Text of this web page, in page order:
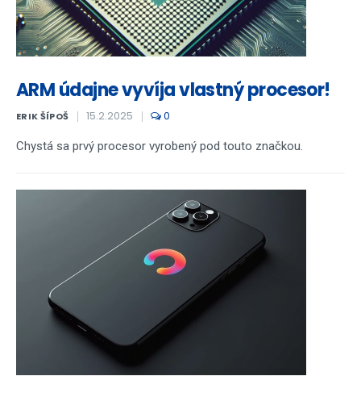
ARM údajne vyvíja vlastný procesor!
ERIK ŠÍPOŠ 15.2.2025 0
Chystá sa prvý procesor vyrobený pod touto značkou.